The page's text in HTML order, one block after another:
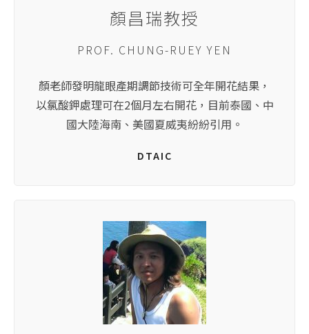
顏昌瑞教授
PROF. CHUNG-RUEY YEN
顏老師發明龍眼產期調節技術可全年開花結果，
以氯酸鉀處理可在2個月左右開花，目前泰國、中
國大陸海南、美國夏威夷紛紛引用。
DTAIC